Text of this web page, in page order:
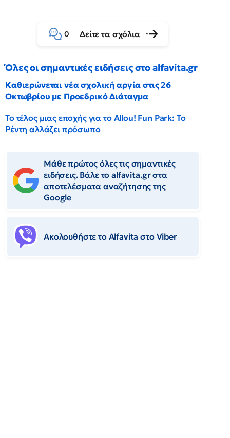
0 Δείτε τα σχόλια
Όλες οι σημαντικές ειδήσεις στο alfavita.gr
Καθιερώνεται νέα σχολική αργία στις 26
Οκτωβρίου με Προεδρικό Διάταγμα
Το τέλος μιας εποχής για το Allou! Fun Park: Το
Ρέντη αλλάζει πρόσωπο
Μάθε πρώτος όλες τις σημαντικές
ειδήσεις. Βάλε το alfavita.gr στα
αποτελέσματα αναζήτησης της
Google
Ακολουθήστε το Αlfavita στο Viber